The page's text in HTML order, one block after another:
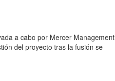
a cabo por Mercer Management
del proyecto tras la fusión se